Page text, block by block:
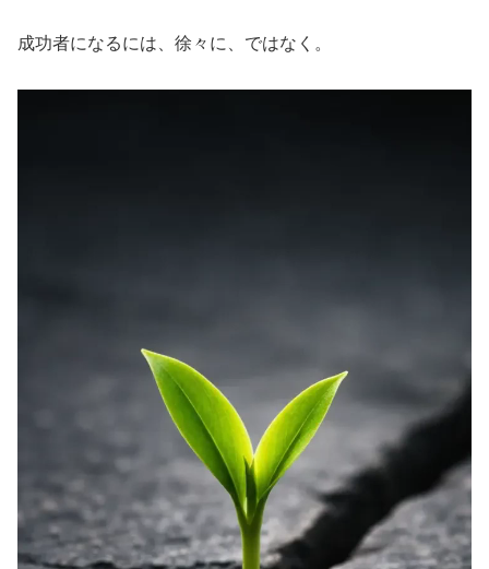
成功者になるには、徐々に、ではなく。